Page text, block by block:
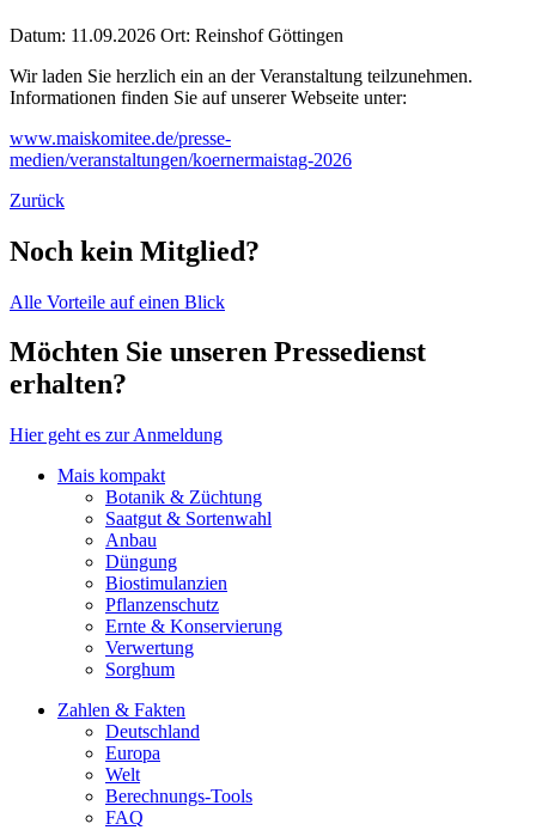
Datum: 11.09.2026 Ort: Reinshof Göttingen
Wir laden Sie herzlich ein an der Veranstaltung teilzunehmen.
Informationen finden Sie auf unserer Webseite unter:
www.maiskomitee.de/presse-
medien/veranstaltungen/koernermaistag-2026
Zurück
Noch kein Mitglied?
Alle Vorteile auf einen Blick
Möchten Sie unseren Pressedienst
erhalten?
Hier geht es zur Anmeldung
Mais kompakt
Botanik & Züchtung
Saatgut & Sortenwahl
Anbau
Düngung
Biostimulanzien
Pflanzenschutz
Ernte & Konservierung
Verwertung
Sorghum
Zahlen & Fakten
Deutschland
Europa
Welt
Berechnungs-Tools
FAQ